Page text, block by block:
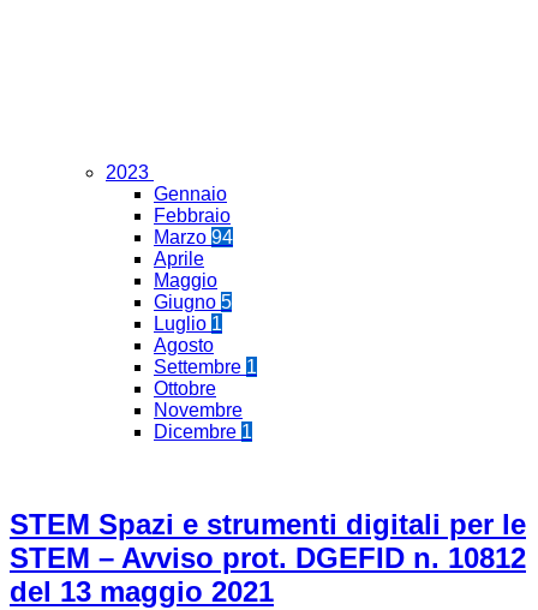
2023
Gennaio
Febbraio
Marzo 94
Aprile
Maggio
Giugno 5
Luglio 1
Agosto
Settembre 1
Ottobre
Novembre
Dicembre 1
STEM Spazi e strumenti digitali per le
STEM – Avviso prot. DGEFID n. 10812
del 13 maggio 2021